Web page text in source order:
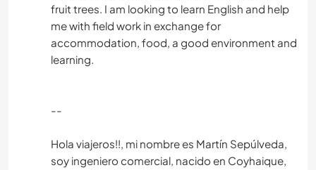
fruit trees. I am looking to learn English and help
me with field work in exchange for
accommodation, food, a good environment and
learning.
--
Hola viajeros!!, mi nombre es Martín Sepúlveda,
soy ingeniero comercial, nacido en Coyhaique,